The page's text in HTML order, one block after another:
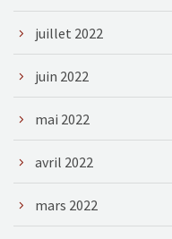
juillet 2022
juin 2022
mai 2022
avril 2022
mars 2022